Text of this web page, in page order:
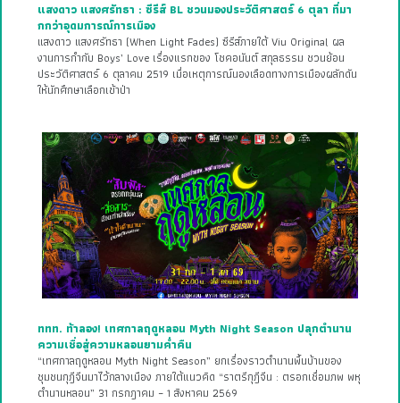
แสงดาว แสงศรัทธา : ซีรีส์ BL ชวนมองประวัติศาสตร์ 6 ตุลา ที่มา
กกว่าอุดมการณ์การเมือง
แสงดาว แสงศรัทธา (When Light Fades) ซีรีส์ภายใต้ Viu Original ผล
งานการกำกับ Boys’ Love เรื่องแรกของ โชคอนันต์ สกุลธรรม ชวนย้อน
ประวัติศาสตร์ 6 ตุลาคม 2519 เมื่อเหตุการณ์นองเลือดทางการเมืองผลักดัน
ให้นักศึกษาเลือกเข้าป่า
ททท. ท้าลอง! เทศกาลฤดูหลอน Myth Night Season ปลุกตำนาน
ความเชื่อสู่ความหลอนยามค่ำคืน
“เทศกาลฤดูหลอน Myth Night Season” ยกเรื่องราวตำนานพื้นบ้านของ
ชุมชนกุฎีจีนมาไว้กลางเมือง ภายใต้แนวคิด “ราตรีกุฎีจีน : ตรอกเชื่อมภพ พหุ
ตำนานหลอน” 31 กรกฎาคม – 1 สิงหาคม 2569